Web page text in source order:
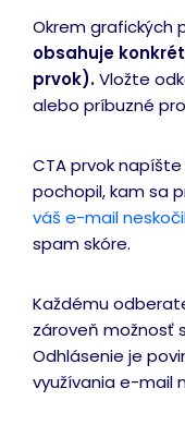
Okrem grafických
obsahuje
prvok).Vložte
alebo príbuzné
CTA prvok
pochopil, kam sa
váš e-mail
spam skóre.
Každému
zároveň možnosť
Odhlásenie je
využívania e-mail